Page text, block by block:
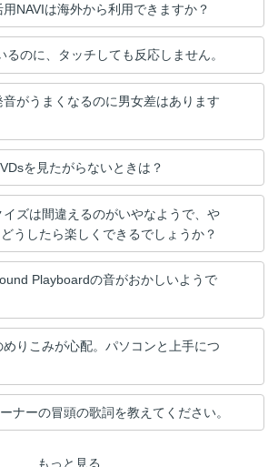
NAVIは海外から利用できますか？
るのに、タッチしても反応しません。
がうまくなるのに男女差はあります
を見たがらないときは？
ズは間違えるのがいやなようで、や
うしたら楽しくできるでしょうか？
Playboardの音がおかしいようで
りこみが心配。パソコンと上手につ
ナーの冒頭の歌詞を教えてください。
もっと見る